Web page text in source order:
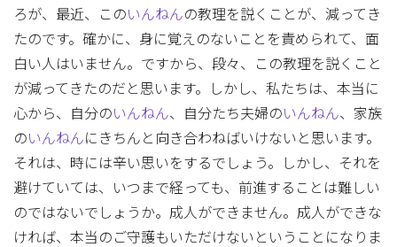
ろが、最近、このいんねんの教理を説くことが、減ってき
たのです。確かに、身に覚えのないことを責められて、面
白い人はいません。ですから、段々、この教理を説くこと
が減ってきたのだと思います。しかし、私たちは、本当に
心から、自分のいんねん、自分たち夫婦のいんねん、家族
のいんねんにきちんと向き合わねばいけないと思います。
それは、時には辛い思いをするでしょう。しかし、それを
避けていては、いつまで経っても、前進することは難しい
のではないでしょうか。成人ができません。成人ができな
ければ、本当のご守護もいただけないということになりま